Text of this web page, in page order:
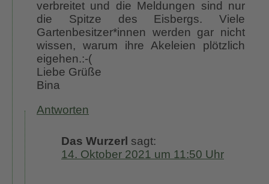
verbreitet und die Meldungen sind nur
die Spitze des Eisbergs. Viele
Gartenbesitzer*innen werden gar nicht
wissen, warum ihre Akeleien plötzlich
eigehen.:-(
Liebe Grüße
Bina
Antworten
Das Wurzerl sagt:
14. Oktober 2021 um 11:50 Uhr